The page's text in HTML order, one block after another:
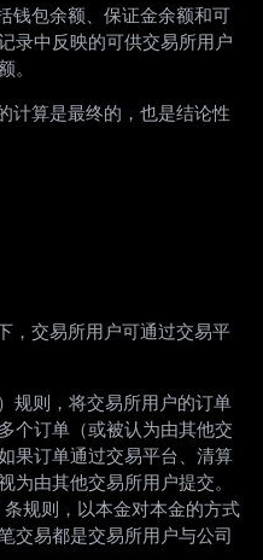
钱包余额、保证金余额和可
录中反映的可供交易所用户
计算是最终的，也是结论性
，交易所用户可通过交易平
规则，将交易所用户的订单
个订单（或被认为由其他交
果订单通过交易平台、清算
为由其他交易所用户提交。
规则，以本金对本金的方式
交易都是交易所用户与公司